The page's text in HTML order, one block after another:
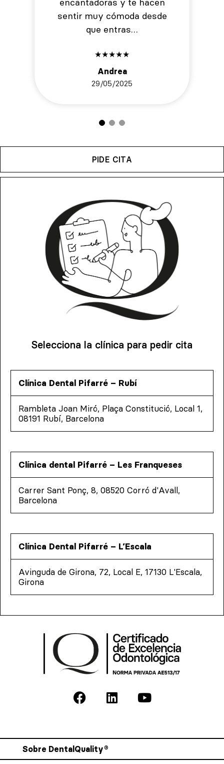
sentir muy cómoda desde
que entras…
★★★★★
Andrea
29/05/2025
PIDE CITA
Selecciona la clínica para pedir cita
Clínica Dental Pifarré – Rubí
Rambleta Joan Miró, Plaça Constitució, Local 1,
08191 Rubí, Barcelona
Clínica dental Pifarré – Les Franqueses
Carrer Sant Ponç, 8, 08520 Corró d'Avall,
Barcelona
Clínica Dental Pifarré – L’Escala
Avinguda de Girona, 72, Local E, 17130 L'Escala,
Girona
Sobre DentalQuality®